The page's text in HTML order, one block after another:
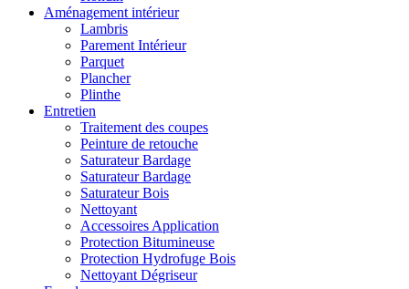
Aménagement intérieur
Lambris
Parement Intérieur
Parquet
Plancher
Plinthe
Entretien
Traitement des coupes
Peinture de retouche
Saturateur Bardage
Saturateur Bardage
Saturateur Bois
Nettoyant
Accessoires Application
Protection Bitumineuse
Protection Hydrofuge Bois
Nettoyant Dégriseur